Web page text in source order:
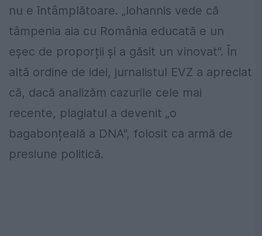
nu e întâmplătoare. „Iohannis vede că
tâmpenia aia cu România educată e un
eșec de proporții și a găsit un vinovat". În
altă ordine de idei, jurnalistul EVZ a apreciat
că, dacă analizăm cazurile cele mai
recente, plagiatul a devenit „o
bagabonțeală a DNA", folosit ca armă de
presiune politică.